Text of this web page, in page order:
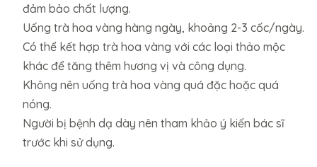
đảm bảo chất lượng.
Uống trà hoa vàng hàng ngày, khoảng 2-3 cốc/ngày.
Có thể kết hợp trà hoa vàng với các loại thảo mộc
khác để tăng thêm hương vị và công dụng.
Không nên uống trà hoa vàng quá đặc hoặc quá
nóng.
Người bị bệnh dạ dày nên tham khảo ý kiến bác sĩ
trước khi sử dụng.